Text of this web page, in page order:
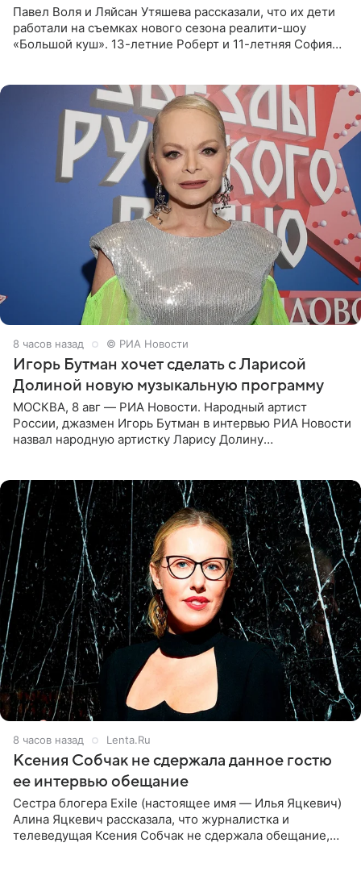
Павел Воля и Ляйсан Утяшева рассказали, что их дети
работали на съемках нового сезона реалити-шоу
«Большой куш». 13-летние Роберт и 11-летняя София
8 часов назад © РИА Новости
Игорь Бутман хочет сделать с Ларисой
Долиной новую музыкальную программу
МОСКВА, 8 авг — РИА Новости. Народный артист
России, джазмен Игорь Бутман в интервью РИА Новости
назвал народную артистку Ларису Долину
8 часов назад Lenta.Ru
Ксения Собчак не сдержала данное гостю
ее интервью обещание
Сестра блогера Exile (настоящее имя — Илья Яцкевич)
Алина Яцкевич рассказала, что журналистка и
телеведущая Ксения Собчак не сдержала обещание,